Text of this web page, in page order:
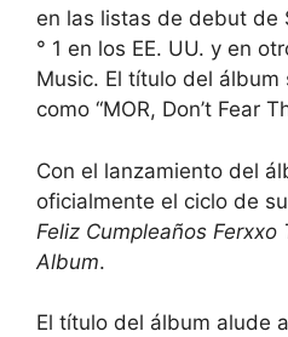
en las listas de debut de
° 1 en los EE. UU. y en
Music. El título del
como “MOR, Don’t Fear
Con el lanzamiento del
oficialmente el ciclo de
Feliz Cumpleaños Ferxxo
Album.
El título del álbum alude